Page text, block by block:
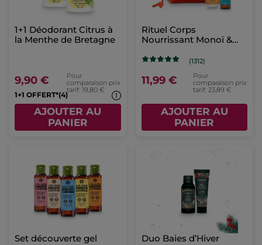
1+1 Déodorant Citrus à
la Menthe de Bretagne
9,90 €
Pour
comparaison prix
tarif: 19,80 €
1+1 OFFERT*(4)
AJOUTER AU
PANIER
Rituel Corps
Nourrissant Monoï &
(1312)
11,99 €
Pour
comparaison prix
tarif: 23,89 €
AJOUTER AU
PANIER
Set découverte gel
Duo Baies d’Hiver